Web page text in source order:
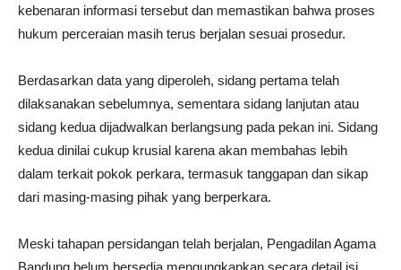
kebenaran informasi tersebut dan memastikan bahwa proses
hukum perceraian masih terus berjalan sesuai prosedur.
Berdasarkan data yang diperoleh, sidang pertama telah
dilaksanakan sebelumnya, sementara sidang lanjutan atau
sidang kedua dijadwalkan berlangsung pada pekan ini. Sidang
kedua dinilai cukup krusial karena akan membahas lebih
dalam terkait pokok perkara, termasuk tanggapan dan sikap
dari masing-masing pihak yang berperkara.
Meski tahapan persidangan telah berjalan, Pengadilan Agama